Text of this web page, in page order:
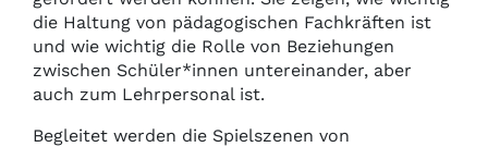
die Haltung von pädagogischen Fachkräften ist
und wie wichtig die Rolle von Beziehungen
zwischen Schüler*innen untereinander, aber
auch zum Lehrpersonal ist.
Begleitet werden die Spielszenen von